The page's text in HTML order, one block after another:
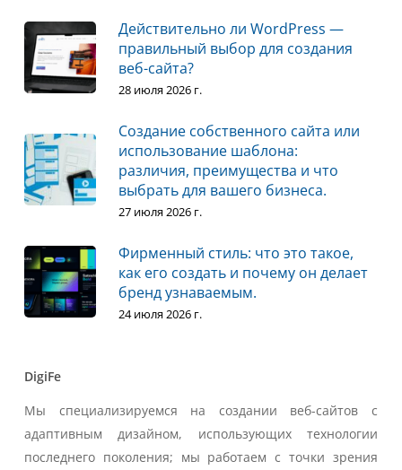
Действительно ли WordPress —
правильный выбор для создания
веб-сайта?
28 июля 2026 г.
Создание собственного сайта или
использование шаблона:
различия, преимущества и что
выбрать для вашего бизнеса.
27 июля 2026 г.
Фирменный стиль: что это такое,
как его создать и почему он делает
бренд узнаваемым.
24 июля 2026 г.
DigiFe
Мы специализируемся на создании веб-сайтов с
адаптивным дизайном, использующих технологии
последнего поколения; мы работаем с точки зрения